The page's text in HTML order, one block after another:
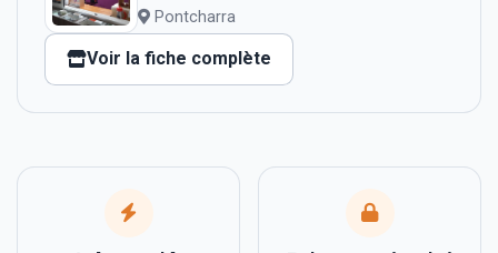
Pontcharra
Voir la fiche complète